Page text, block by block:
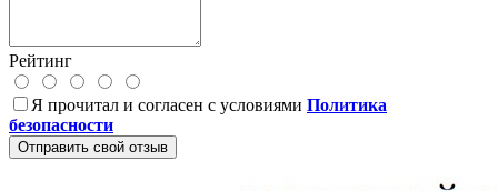
Рейтинг
Я прочитал и согласен с условиями Политика
безопасности
Отправить свой отзыв